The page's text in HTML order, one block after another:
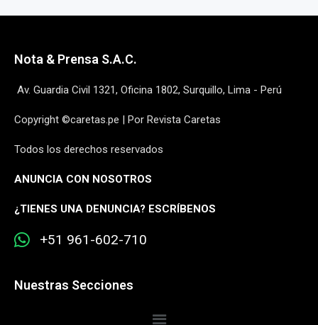
Nota & Prensa S.A.C.
Av. Guardia Civil 1321, Oficina 1802, Surquillo, Lima - Perú
Copyright ©caretas.pe | Por Revista Caretas
Todos los derechos reservados
ANUNCIA CON NOSOTROS
¿TIENES UNA DENUNCIA? ESCRÍBENOS
+51 961-602-710
Nuestras Secciones